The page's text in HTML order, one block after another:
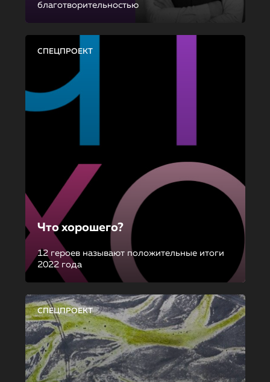
благотворительностью
СПЕЦПРОЕКТ
Что хорошего?
12 героев называют положительные итоги
2022 года
СПЕЦПРОЕКТ